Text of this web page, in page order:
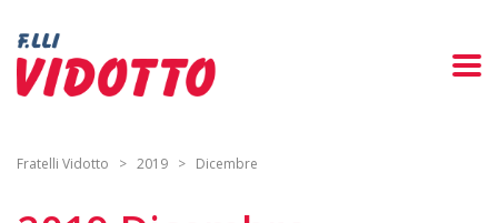
Fratelli Vidotto > 2019 > Dicembre